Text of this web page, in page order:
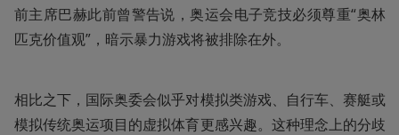
前主席巴赫此前曾警告说，奥运会电子竞技必须尊重“奥林
匹克价值观”，暗示暴力游戏将被排除在外。
相比之下，国际奥委会似乎对模拟类游戏、自行车、赛艇或
模拟传统奥运项目的虚拟体育更感兴趣。这种理念上的分歧